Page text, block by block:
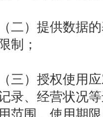
（二）提供数据
限制；
（三）授权使用
录、经营状况